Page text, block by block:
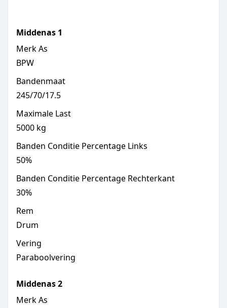
Middenas 1
Merk As
BPW
Bandenmaat
245/70/17.5
Maximale Last
5000 kg
Banden Conditie Percentage Links
50%
Banden Conditie Percentage Rechterkant
30%
Rem
Drum
Vering
Paraboolvering
Middenas2
Merk As